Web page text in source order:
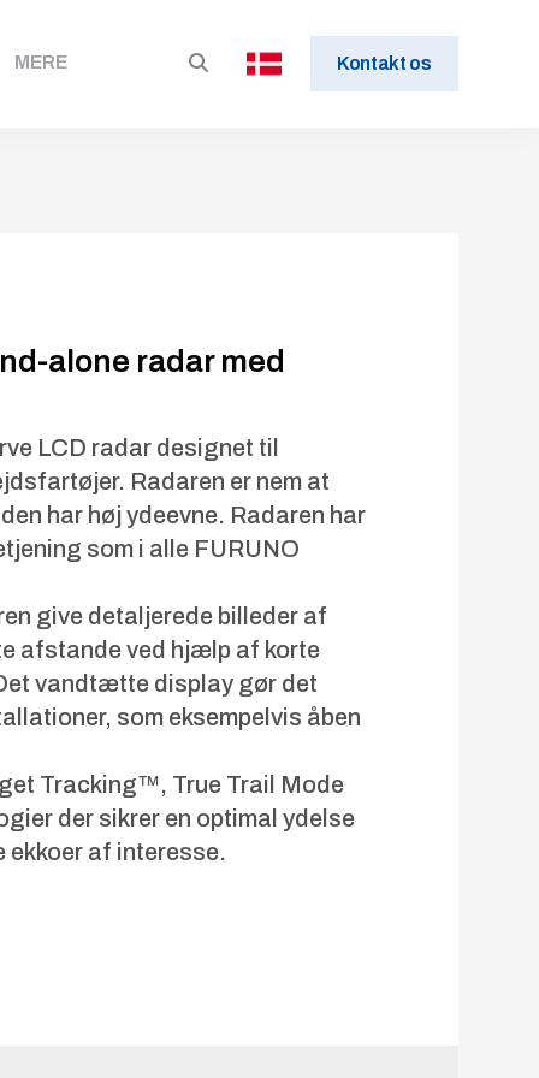
MERE Kontakt os
alone radar med
LCD radar designet til
Radaren er nem at
har høj ydeevne. Radaren har
som i alle FURUNO
give detaljerede billeder af
afstande ved hjælp af korte
vandtætte display gør det
som eksempelvis åben
Tracking™, True Trail Mode
der sikrer en optimal ydelse
ekkoer af interesse.